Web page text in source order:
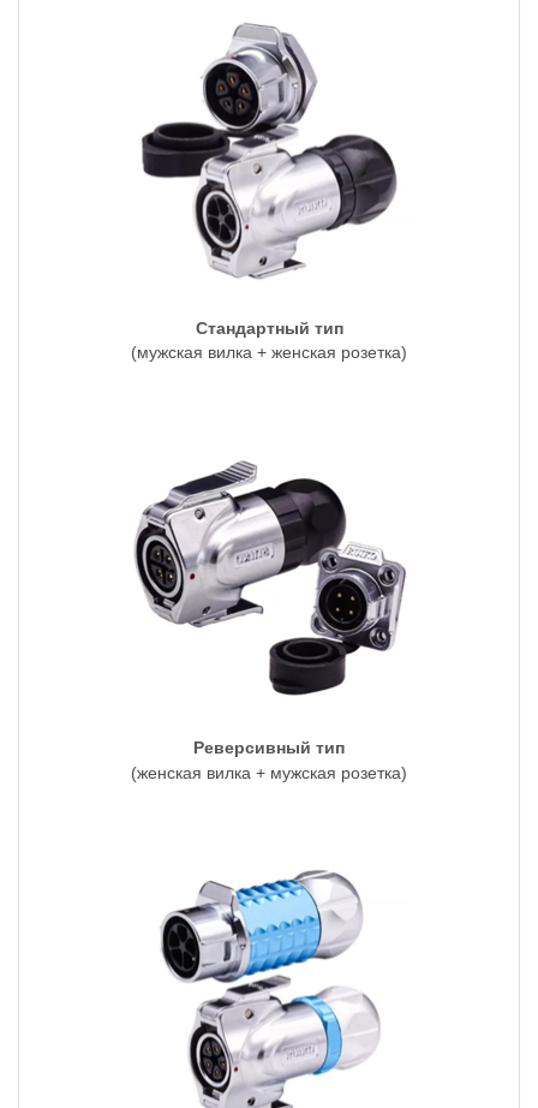
Стандартный тип
(мужская вилка + женская розетка)
Реверсивный тип
(женская вилка + мужская розетка)